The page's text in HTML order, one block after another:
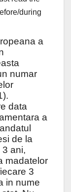
during
a
numar
data
a
de la
ani,
madatelor
3
in nume